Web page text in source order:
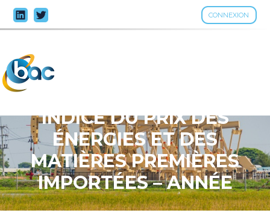
CONNEXION
Aller
au
INDICE DU PRIX DES
ÉNERGIES ET DES
MATIÈRES PREMIÈRES
IMPORTÉES – ANNÉE
2026